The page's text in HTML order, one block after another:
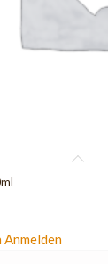
Anmelden